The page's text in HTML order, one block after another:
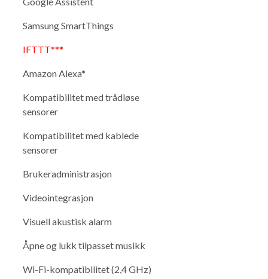
Samsung SmartThings
IFTTT***
Amazon Alexa*
Kompatibilitet med trådløse
sensorer
Kompatibilitet med kablede
sensorer
Brukeradministrasjon
Videointegrasjon
Visuell akustisk alarm
Åpne og lukk tilpasset musikk
Wi-Fi-kompatibilitet (2,4 GHz)